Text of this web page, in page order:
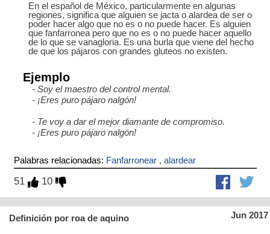
En el español de México, particularmente en algunas
regiones, significa que alguien se jacta o alardea de ser o
poder hacer algo que no es o no puede hacer. Es alguien
que fanfarronea pero que no es o no puede hacer aquello
de lo que se vanagloria. Es una burla que viene del hecho
de que los pájaros con grandes gluteos no existen.
Ejemplo
- Soy el maestro del control mental.
- ¡Eres puro pájaro nalgón!
- Te voy a dar el mejor diamante de compromiso.
- ¡Eres puro pájaro nalgón!
Palabras relacionadas: Fanfarronear, alardear
51 10
Jun 2017
Definición por roa de aquino